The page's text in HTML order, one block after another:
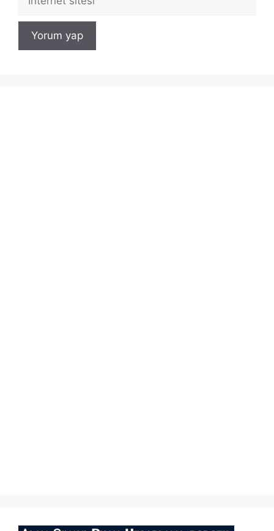
sitesi